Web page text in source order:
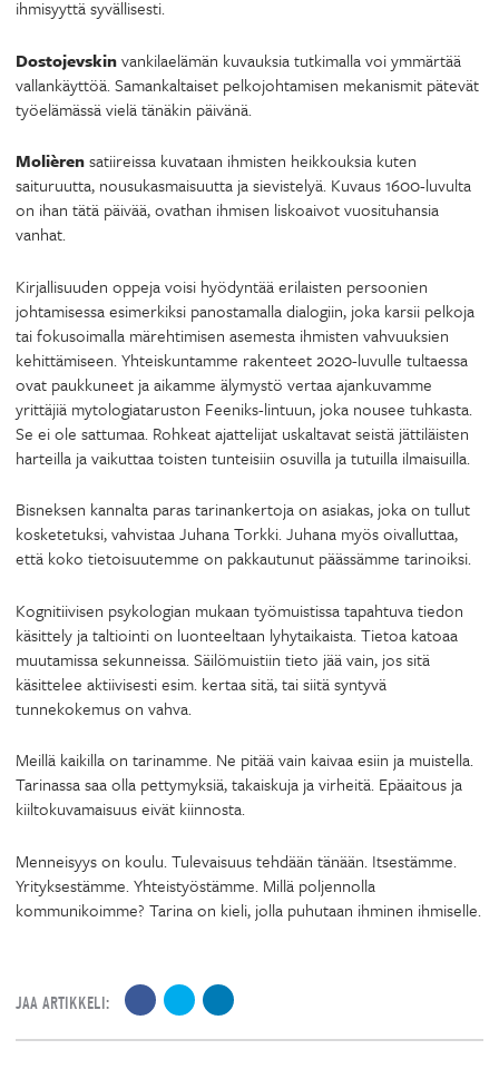
ihmisyyttä syvällisesti.
Dostojevskinvankilaelämän kuvauksia tutkimalla voi ymmärtää
vallankäyttöä. Samankaltaiset pelkojohtamisen mekanismit pätevät
työelämässä vielä tänäkin päivänä.
Molièrensatiireissa kuvataan ihmisten heikkouksia kuten
saituruutta, nousukasmaisuutta ja sievistelyä. Kuvaus 1600-luvulta
on ihan tätä päivää, ovathan ihmisen liskoaivot vuosituhansia
vanhat.
Kirjallisuuden oppeja voisi hyödyntää erilaisten persoonien
johtamisessa esimerkiksi panostamalla dialogiin, joka karsii pelkoja
tai fokusoimalla märehtimisen asemesta ihmisten vahvuuksien
kehittämiseen. Yhteiskuntamme rakenteet 2020-luvulle tultaessa
ovat paukkuneet ja aikamme älymystö vertaa ajankuvamme
yrittäjiä mytologiataruston Feeniks-lintuun, joka nousee tuhkasta.
Se ei ole sattumaa. Rohkeat ajattelijat uskaltavat seistä jättiläisten
harteilla ja vaikuttaa toisten tunteisiin osuvilla ja tutuilla ilmaisuilla.
Bisneksen kannalta paras tarinankertoja on asiakas, joka on tullut
kosketetuksi, vahvistaa Juhana Torkki. Juhana myös oivalluttaa,
että koko tietoisuutemme on pakkautunut päässämme tarinoiksi.
Kognitiivisen psykologian mukaan työmuistissa tapahtuva tiedon
käsittely ja taltiointi on luonteeltaan lyhytaikaista. Tietoa katoaa
muutamissa sekunneissa. Säilömuistiin tieto jää vain, jos sitä
käsittelee aktiivisesti esim. kertaa sitä, tai siitä syntyvä
tunnekokemus on vahva.
Meillä kaikilla on tarinamme. Ne pitää vain kaivaa esiin ja muistella.
Tarinassa saa olla pettymyksiä, takaiskuja ja virheitä. Epäaitous ja
kiiltokuvamaisuus eivät kiinnosta.
Menneisyys on koulu. Tulevaisuus tehdään tänään. Itsestämme.
Yrityksestämme. Yhteistyöstämme. Millä poljennolla
kommunikoimme? Tarina on kieli, jolla puhutaan ihminen ihmiselle.
JAA ARTIKKELI: